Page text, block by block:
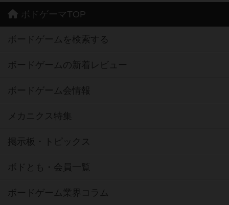
ボドゲーマTOP
ボードゲームを検索する
ボードゲームの新着レビュー
ボードゲーム会情報
メカニクス特集
掲示板・トピックス
ボドとも・会員一覧
ボードゲーム業界コラム